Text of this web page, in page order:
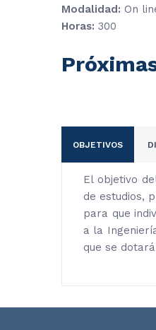
Modalidad: On
Horas: 300
OBJETIVOS
El objetivo
de estudios,
para que
a la
que se